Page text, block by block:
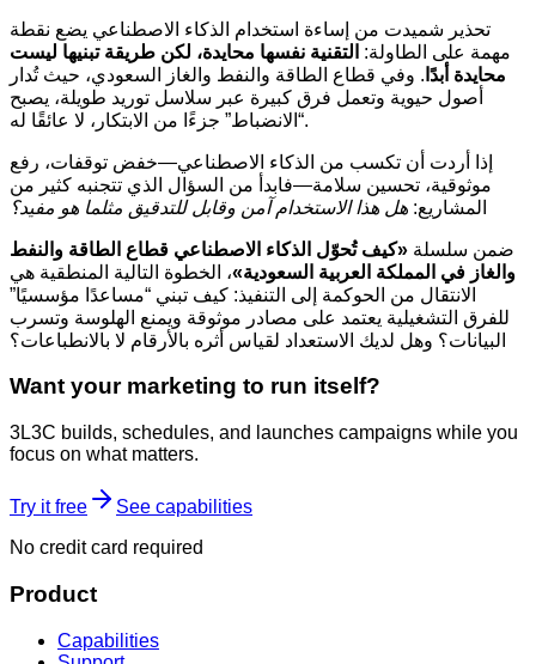
تحذير شميدت من إساءة استخدام الذكاء الاصطناعي يضع نقطة
مهمة على الطاولة: التقنية نفسها محايدة، لكن طريقة تبنيها ليست
محايدة أبدًا . وفي قطاع الطاقة والنفط والغاز السعودي، حيث تُدار
أصول حيوية وتعمل فرق كبيرة عبر سلاسل توريد طويلة، يصبح
“الانضباط” جزءًا من الابتكار، لا عائقًا له.
إذا أردت أن تكسب من الذكاء الاصطناعي—خفض توقفات، رفع
موثوقية، تحسين سلامة—فابدأ من السؤال الذي تتجنبه كثير من
المشاريع: هل هذا الاستخدام آمن وقابل للتدقيق مثلما هو مفيد؟
ضمن سلسلة «كيف تُحوّل الذكاء الاصطناعي قطاع الطاقة والنفط
والغاز في المملكة العربية السعودية»، الخطوة التالية المنطقية هي
الانتقال من الحوكمة إلى التنفيذ: كيف تبني “مساعدًا مؤسسيًا”
للفرق التشغيلية يعتمد على مصادر موثوقة ويمنع الهلوسة وتسرب
البيانات؟ وهل لديك الاستعداد لقياس أثره بالأرقام لا بالانطباعات؟
Want your marketing to run itself?
3L3C builds, schedules, and launches campaigns while you
focus on what matters.
Try it free
See capabilities
No credit card required
Product
Capabilities